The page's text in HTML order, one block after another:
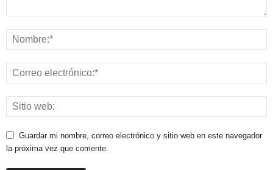
Guardar mi nombre, correo electrónico y sitio web en este navegador
la próxima vez que comente.